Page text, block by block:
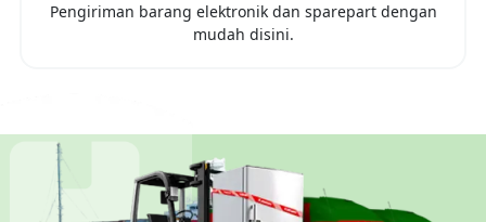
Pengiriman barang elektronik dan sparepart dengan
mudah disini.